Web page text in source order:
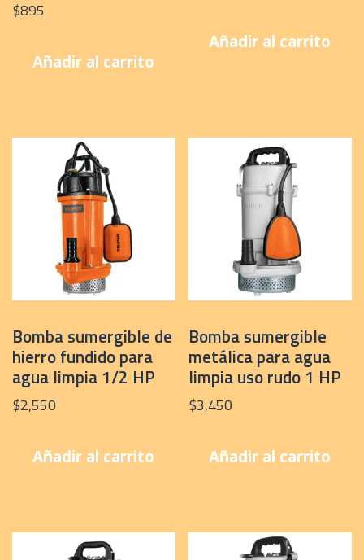
$895
Añadir al carrito
Añadir al carrito
Bomba sumergible de
hierro fundido para
agua limpia 1/2 HP
$2,550
Añadir al carrito
Bomba sumergible
metálica para agua
limpia uso rudo 1 HP
$3,450
Añadir al carrito